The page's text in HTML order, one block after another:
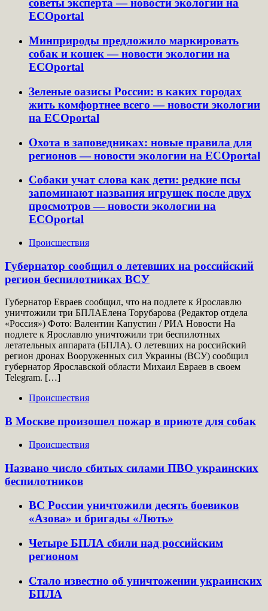
советы эксперта — новости экологии на
ECOportal
Минприроды предложило маркировать
собак и кошек — новости экологии на
ECOportal
Зеленые оазисы России: в каких городах
жить комфортнее всего — новости экологии
на ECOportal
Охота в заповедниках: новые правила для
регионов — новости экологии на ECOportal
Собаки учат слова как дети: редкие псы
запоминают названия игрушек после двух
просмотров — новости экологии на
ECOportal
Происшествия
Губернатор сообщил о летевших на российский
регион беспилотниках ВСУ
Губернатор Евраев сообщил, что на подлете к Ярославлю
уничтожили три БПЛАЕлена Торубарова (Редактор отдела
«Россия») Фото: Валентин Капустин / РИА Новости На
подлете к Ярославлю уничтожили три беспилотных
летательных аппарата (БПЛА). О летевших на российский
регион дронах Вооруженных сил Украины (ВСУ) сообщил
губернатор Ярославской области Михаил Евраев в своем
Telegram. […]
Происшествия
В Москве произошел пожар в приюте для собак
Происшествия
Названо число сбитых силами ПВО украинских
беспилотников
ВС России уничтожили десять боевиков
«Азова» и бригады «Лють»
Четыре БПЛА сбили над российским
регионом
Стало известно об уничтожении украинских
БПЛА